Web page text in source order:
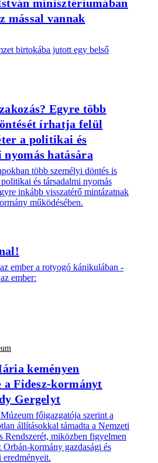
minisztériumában
mással vannak
birtokába jutott egy belső
Egyre több
írhatja felül
a politikai és
hatására
több személyi döntés is
és társadalmi nyomás
inkább visszatérő mintázatnak
működésében.
ember a rotyogó kánikulában -
ember:
keményen
a Fidesz-kormányt
Gergelyt
főigazgatója szerint a
állításokkal támadta a Nemzeti
Rendszerét, miközben figyelmen
kormány gazdasági és